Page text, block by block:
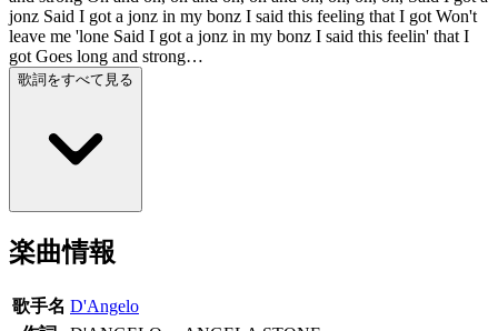
jonz Said I got a jonz in my bonz I said this feeling that I got Won't
leave me 'lone Said I got a jonz in my bonz I said this feelin' that I
got Goes long and strong…
歌詞をすべて見る
楽曲情報
歌手名 D'Angelo